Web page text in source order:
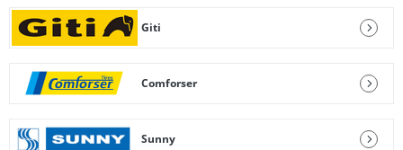
Giti
Comforser
Sunny